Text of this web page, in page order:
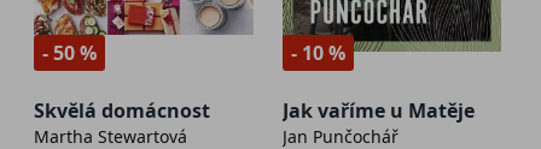
- 50 %
Skvělá domácnost
Martha Stewartová
- 10 %
Jak vaříme u Matěje
Jan Punčochář